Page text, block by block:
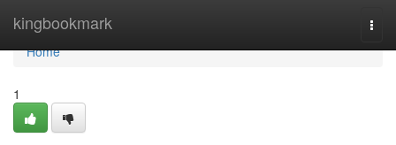
kingbookmark
Home
Home
1